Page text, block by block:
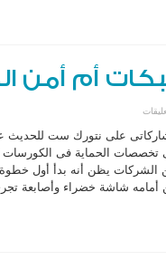
أم أمن
على نتورك ست
تخصصات الحماية فى
يظن أنه بدأ أول خطوة
أمامه شاشة خضراء وأصابعة